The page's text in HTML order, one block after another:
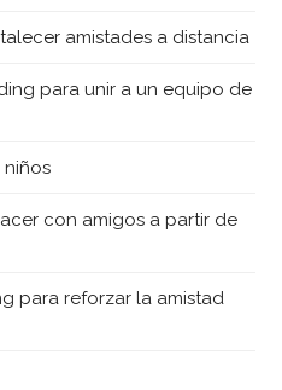
amistades a distancia
para unir a un equipo de
niños
con amigos a partir de
para reforzar la amistad